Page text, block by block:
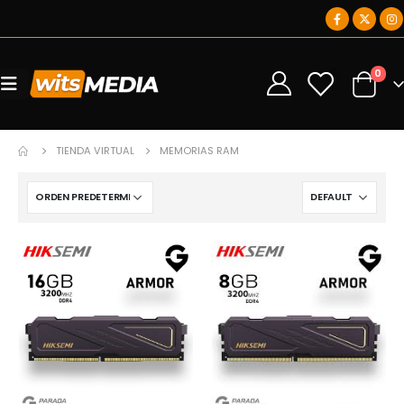
0 0
TIENDA VIRTUAL MEMORIAS RAM